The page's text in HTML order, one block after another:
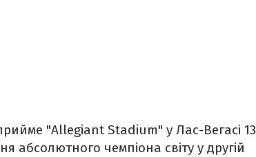
"Allegiant Stadium" у Лас-Вегасі 13
абсолютного чемпіона світу у другій